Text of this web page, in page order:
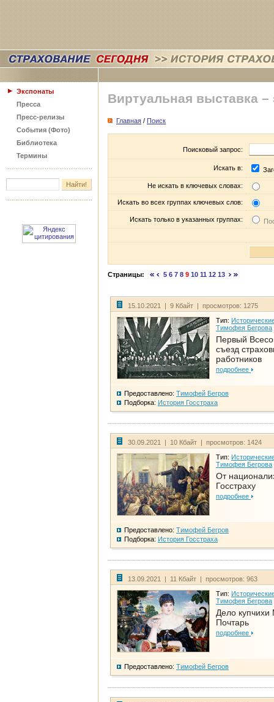
Экспонаты
Пресса
Пресс-релизы
События (Фото)
Библиотека
Термины
Виртуальная выставка –
Главная / Поиск
Поисковый запрос:
Искать в:
Не искать в ключевых словах:
Искать во всех группах ключевых слов:
Искать только в указанных группах:
Страницы: 5 6 7 8 9 10 11 12 13
15.10.2021 | 9 Кбайт | просмотров: 1275
Тип:
Тимофея Бегрова
Первый
съезд
работников
подробнее
Предоставлено: Тимофей Бегров
Подборка: История Госстраха
30.09.2021 | 10 Кбайт | просмотров: 1424
Тип:
Тимофея Бегрова
От
Госстраху
подробнее
Предоставлено: Тимофей Бегров
Подборка: История Госстраха
13.09.2021 | 11 Кбайт | просмотров: 963
Тип:
Тимофея Бегрова
Дело
Почтарь
подробнее
Предоставлено: Тимофей Бегров